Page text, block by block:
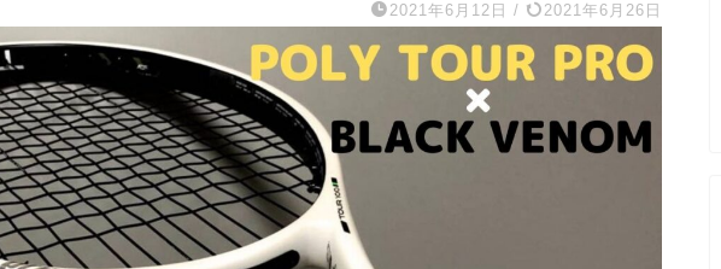
2021年6月12日 / 2021年6月26日